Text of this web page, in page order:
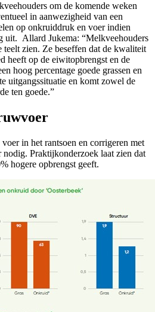
om de komende weken
in aanwezigheid van een
op onkruiddruk en voer indien
uit. Allard Jukema: “Melkveehouders
teelt zien. Ze beseffen dat de kwaliteit
heeft op de eiwitopbrengst en de
hoog percentage goede grassen en
uitgangssituatie en komt zowel de
ten goede.”
in het rantsoen en corrigeren met
Praktijkonderzoek laat zien dat
hogere opbrengst geeft.